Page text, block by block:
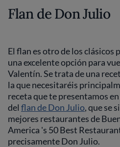
Flan de Don Julio
El flan es otro de los clásicos
una excelente opción para
Valentín. Se trata de una
la que necesitaréis
receta que te presentamos
del flan de Don Julio, que se
mejores restaurantes de
America 's 50 Best
precisamente Don Julio.